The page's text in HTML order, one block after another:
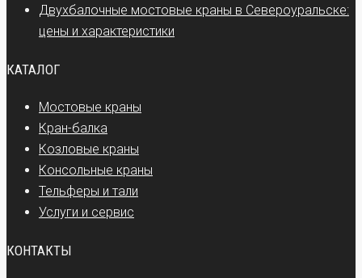
Двухбалочные мостовые краны в Североуральске:
цены и характеристики
КАТАЛОГ
Мостовые краны
Кран-балка
Козловые краны
Консольные краны
Тельферы и тали
Услуги и сервис
КОНТАКТЫ